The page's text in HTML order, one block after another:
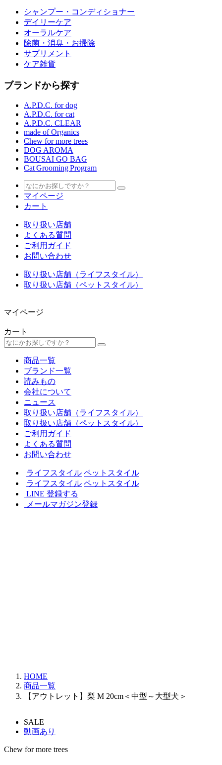
シャンプー・コンディショナー
デイリーケア
オーラルケア
除菌・消臭・お掃除
サプリメント
ケア雑貨
ブランドから探す
A.P.D.C. for dog
A.P.D.C. for cat
A.P.D.C. CLEAR
made of Organics
Chew for more trees
DOG AROMA
BOUSAI GO BAG
Cat Grooming Program
マイページ
カート
取り扱い店舗
よくある質問
ご利用ガイド
お問い合わせ
取り扱い店舗（ライフスタイル）
取り扱い店舗（ペットスタイル）
マイページ
カート
商品一覧
ブランド一覧
読みもの
会社について
ニュース
取り扱い店舗（ライフスタイル）
取り扱い店舗（ペットスタイル）
ご利用ガイド
よくある質問
お問い合わせ
ライフスタイル ペットスタイル
ライフスタイル ペットスタイル
LINE 登録する
メールマガジン登録
HOME
商品一覧
【アウトレット】梨 M 20cm＜中型～大型犬＞
SALE
動画あり
Chew for more trees